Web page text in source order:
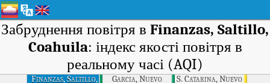
Забруднення повітря в Finanzas, Saltillo,
Coahuila: індекс якості повітря в
реальному часі (AQI)
Finanzas, Saltillo,
Garcia, Nuevo
S. Catarina, Nuevo